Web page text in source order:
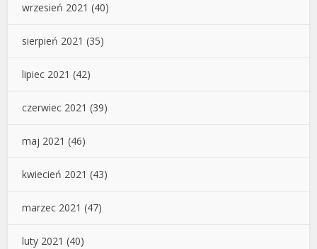
wrzesień 2021 (40)
sierpień 2021 (35)
lipiec 2021 (42)
czerwiec 2021 (39)
maj 2021 (46)
kwiecień 2021 (43)
marzec 2021 (47)
luty 2021 (40)